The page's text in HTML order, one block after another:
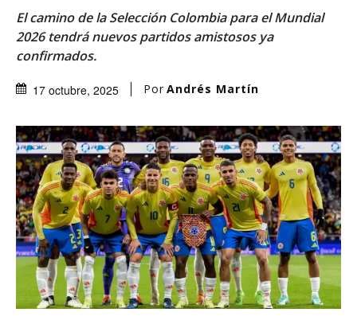
El camino de la Selección Colombia para el Mundial
2026 tendrá nuevos partidos amistosos ya
confirmados.
17 octubre, 2025 Por Andrés Martín